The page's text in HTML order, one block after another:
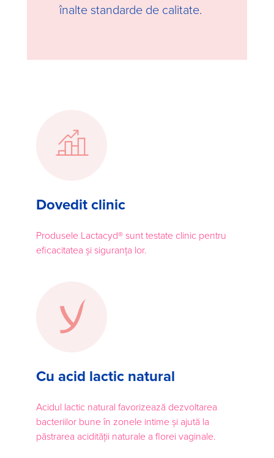
înalte standarde de calitate.
Dovedit clinic
Produsele Lactacyd® sunt testate clinic pentru
eficacitatea și siguranța lor.
Cu acid lactic natural
Acidul lactic natural favorizează dezvoltarea
bacteriilor bune în zonele intime și ajută la
păstrarea acidității naturale a florei vaginale.